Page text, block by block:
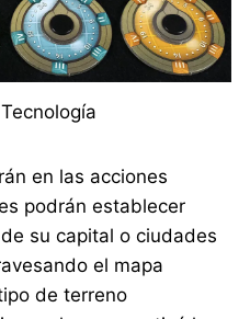
en las acciones
podrán establecer
su capital o ciudades
el mapa
de terreno